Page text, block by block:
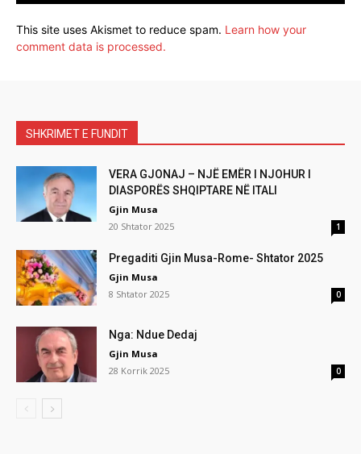
This site uses Akismet to reduce spam. Learn how your
comment data is processed.
SHKRIMET E FUNDIT
VERA GJONAJ – NJË EMËR I NJOHUR I
DIASPORËS SHQIPTARE NË ITALI
Gjin Musa
20 Shtator 2025
1
Pregaditi Gjin Musa-Rome- Shtator 2025
Gjin Musa
8 Shtator 2025
0
Nga: Ndue Dedaj
Gjin Musa
28 Korrik 2025
0